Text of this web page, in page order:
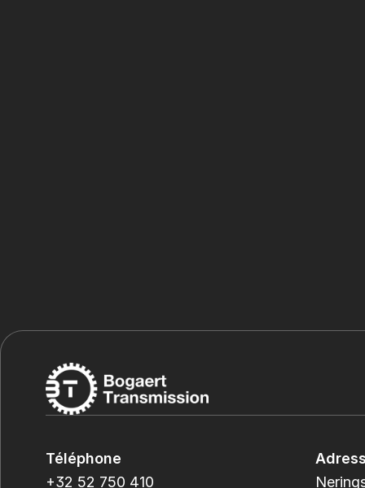
Téléphone
+32 52 750 410